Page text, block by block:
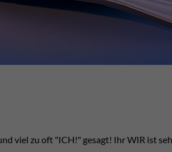
viel zu oft "ICH!" gesagt! Ihr WIR ist